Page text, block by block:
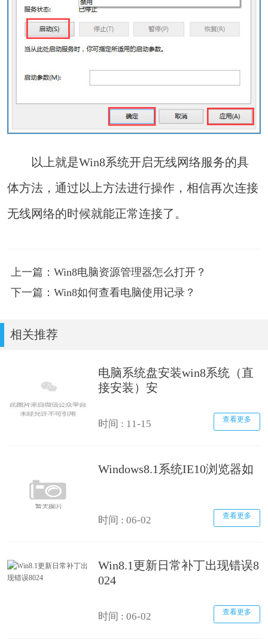
以上就是Win8系统开启无线网络服务的具
体方法，通过以上方法进行操作，相信再次连接
无线网络的时候就能正常连接了。
上一篇：Win8电脑资源管理器怎么打开？
下一篇：Win8如何查看电脑使用记录？
相关推荐
电脑系统盘安装win8系统（直
接安装）安
时间 : 11-15 查看更多
Windows8.1系统IE10浏览器如
时间 : 06-02 查看更多
Win8.1更新日常补丁出现错误8
024
时间 : 06-02 查看更多